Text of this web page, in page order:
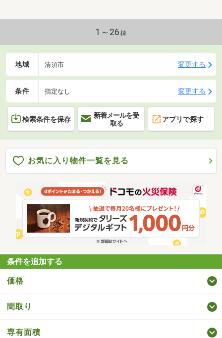
1～26 棟
地域 清須市 変更する
条件 指定なし 変更する
検索条件を保存
新着メールを受
取る
アプリで探す
お気に入り物件一覧を見る
条件を追加する
価格
間取り
専有面積